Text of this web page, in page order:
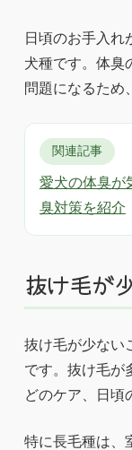
日頃のお手入れ
犬種です。体臭
問題になるため
関連記事
愛犬の体臭が
臭対策を紹介
抜け毛が
抜け毛が少ない
です。抜け毛が
どのケア、日頃
特に長毛種は、